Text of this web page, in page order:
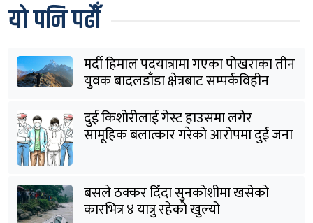
यो पनि पढौँ
मर्दी हिमाल पदयात्रामा गएका पोखराका तीन
युवक बादलडाँडा क्षेत्रबाट सम्पर्कविहीन
दुई किशोरीलाई गेस्ट हाउसमा लगेर
सामूहिक बलात्कार गरेको आरोपमा दुई जना
बसले ठक्कर दिँदा सुनकोशीमा खसेकाे
कारभित्र ४ यात्रु रहेको खुल्यो